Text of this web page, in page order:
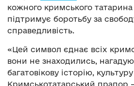
кожного кримського татарина
підтримує боротьбу за
справедливість.
«Цей символ єднає всіх
вони не знаходились,
багатовікову історію,
Кримськотатарський